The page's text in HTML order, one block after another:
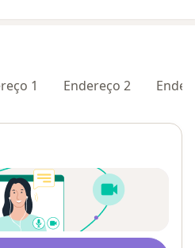
1 Endereço 2